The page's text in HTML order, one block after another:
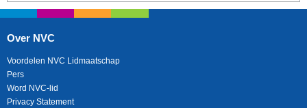
Over NVC
Voordelen NVC Lidmaatschap
Pers
Word NVC-lid
Privacy Statement